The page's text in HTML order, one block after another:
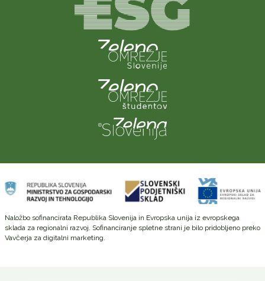
Naložbo sofinancirata Republika Slovenija in Evropska unija iz evropskega
sklada za regionalni razvoj. Sofinanciranje spletne strani je bilo pridobljeno preko
Vavčerja za digitalni marketing.